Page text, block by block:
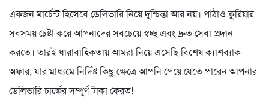
একজন মার্চেন্ট হিসেবে ডেলিভারি নিয়ে দুশ্চিন্তা আর নয়। পাঠাও কুরিয়ার
সবসময় চেষ্টা করে আপনাদের সবচেয়ে স্বচ্ছ এবং দ্রুত সেবা প্রদান
করতে। তারই ধারাবাহিকতায় আমরা নিয়ে এসেছি বিশেষ ক্যাশব্যাক
অফার, যার মাধ্যমে নির্দিষ্ট কিছু ক্ষেত্রে আপনি পেয়ে যেতে পারেন আপনার
ডেলিভারি চার্জের সম্পূর্ণ টাকা ফেরত!